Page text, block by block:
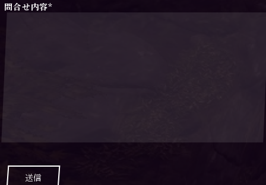
問合せ内容*
送信